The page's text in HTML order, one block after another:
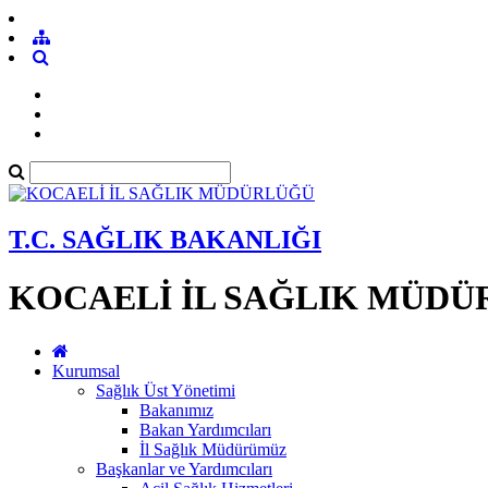
T.C. SAĞLIK BAKANLIĞI
KOCAELİ İL SAĞLIK
Kurumsal
Sağlık Üst Yönetimi
Bakanımız
Bakan Yardımcıları
İl Sağlık Müdürümüz
Başkanlar ve Yardımcıları